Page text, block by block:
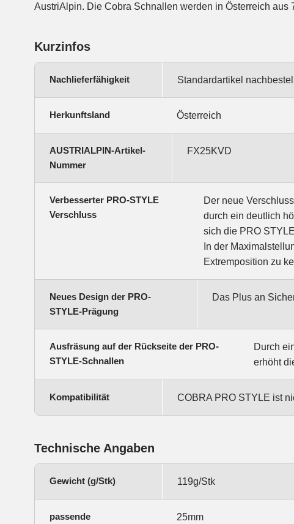
AustriAlpin. Die Cobra Schnallen werden in Österreich aus
Kurzinfos
Nachlieferfähigkeit Standardartikel
Herkunftsland Österreich
AUSTRIALPIN-Artikel-
Nummer
FX25KVD
Verbesserter PRO-STYLE
Verschluss
Der neue
durch ein deutlich
sich die PRO
In der
Extremposition zu
Neues Design der PRO-
STYLE-Prägung
Das Plus an
Ausfräsung auf der Rückseite der PRO-
STYLE-Schnallen
Durch
erhöht
Kompatibilität COBRA PRO STYLE ist
Technische Angaben
Gewicht (g/Stk) 119g/Stk
passende
25mm